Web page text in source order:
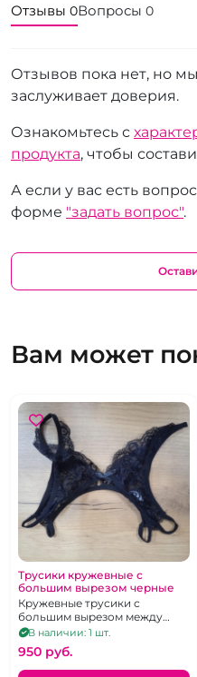
Отзывы 0Вопросы 0
Отзывов пока нет, но
заслуживает доверия.
Ознакомьтесь с
продукта, чтобы
А если у вас есть
форме "задать вопрос".
Вам может
Трусики кружевные с
большим вырезом черные
Кружевные трусики с
большим вырезом между
ножек
В наличии: 1 шт.
950 pуб.